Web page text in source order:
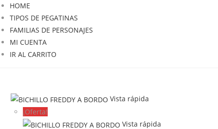
HOME
TIPOS DE PEGATINAS
FAMILIAS DE PERSONAJES
MI CUENTA
IR AL CARRITO
Vista rápida
¡Oferta!
Vista rápida